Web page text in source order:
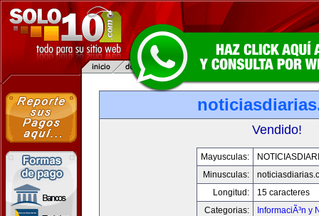
Vendido!
Mayusculas:
Minusculas:
Longitud:
15 caracteres
Categorias:
InformaciÃ³n y